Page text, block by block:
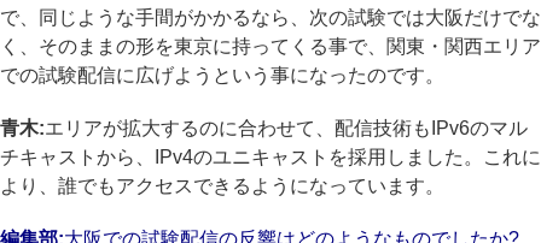
で、同じような手間がかかるなら、次の試験では大阪だけでな
く、そのままの形を東京に持ってくる事で、関東・関西エリア
での試験配信に広げようという事になったのです。
青木:エリアが拡大するのに合わせて、配信技術もIPv6のマル
チキャストから、IPv4のユニキャストを採用しました。これに
より、誰でもアクセスできるようになっています。
編集部:大阪での試験配信の反響はどのようなものでしたか?